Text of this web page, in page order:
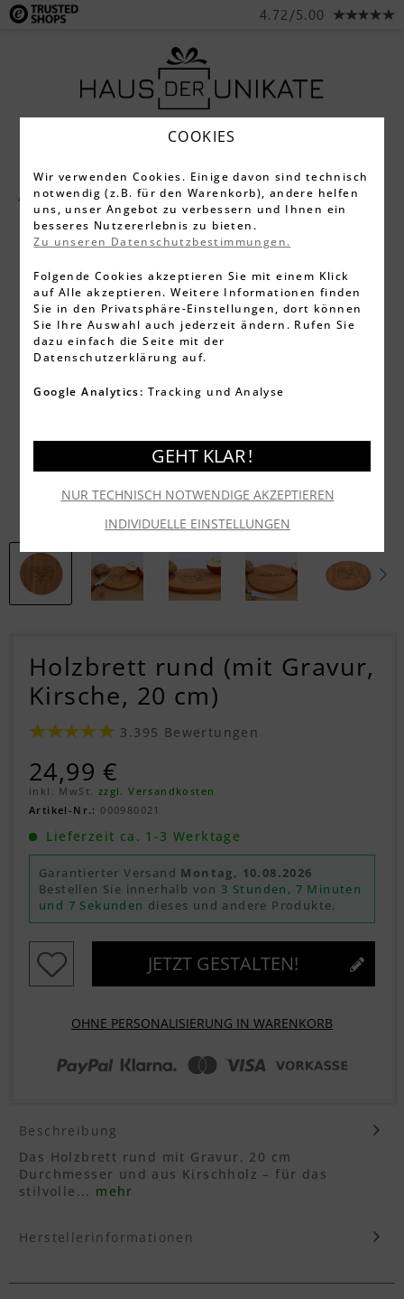
4.72/5.00
Alle Produkte Schneidebretter
Holzbrett rund (mit Gravur,
Kirsche, 20 cm)
3.395 Bewertungen
24,99 €
inkl. MwSt. zzgl. Versandkosten
Artikel-Nr.: 000980021
Lieferzeit ca. 1-3 Werktage
Garantierter Versand Montag, 10.08.2026
Bestellen Sie innerhalb von 3 Stunden, 7 Minuten
und 6 Sekunden dieses und andere Produkte.
JETZT GESTALTEN!
OHNE PERSONALISIERUNG IN WARENKORB
Beschreibung
Das Holzbrett rund mit Gravur, 20 cm
Durchmesser und aus Kirschholz – für das
stilvolle... mehr
Herstellerinformationen
COOKIES
Wir verwenden Cookies. Einige davon sind technisch
notwendig (z.B. für den Warenkorb), andere helfen
uns, unser Angebot zu verbessern und Ihnen ein
besseres Nutzererlebnis zu bieten.
Zu unseren Datenschutzbestimmungen.
Folgende Cookies akzeptieren Sie mit einem Klick
auf Alle akzeptieren. Weitere Informationen finden
Sie in den Privatsphäre-Einstellungen, dort können
Sie Ihre Auswahl auch jederzeit ändern. Rufen Sie
dazu einfach die Seite mit der
Datenschutzerklärung auf.
Google Analytics: Tracking und Analyse
INDIVIDUELLE EINSTELLUNGEN
NUR TECHNISCH NOTWENDIGE AKZEPTIEREN
GEHT KLAR !